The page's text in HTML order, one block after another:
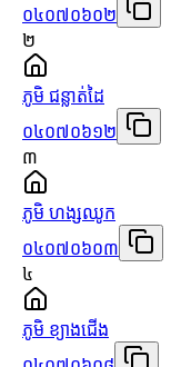
០៤០៧០៦០២
២
ភូមិ ជន្លាត់ដៃ
០៤០៧០៦១២
៣
ភូមិ ហង្សឈូក
០៤០៧០៦០៣
៤
ភូមិ ខ្យាងជើង